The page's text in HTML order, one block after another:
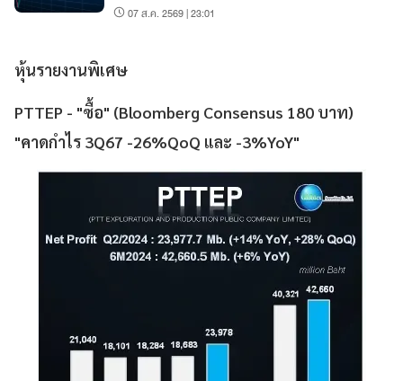
07 ส.ค. 2569 | 23:01
หุ้นรายงานพิเศษ
PTTEP - "ซื้อ" (Bloomberg Consensus 180 บาท)
"คาดกำไร 3Q67 -26%QoQ และ -3%YoY"